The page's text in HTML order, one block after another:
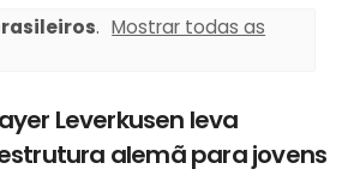
. Mostrar todas as
Leverkusen leva
alemã para jovens